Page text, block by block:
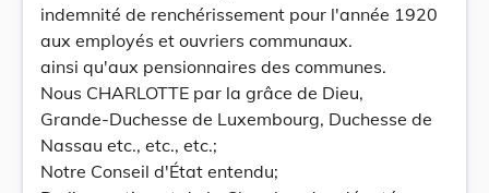
indemnité de renchérissement pour l'année 1920
aux employés et ouvriers communaux.
ainsi qu'aux pensionnaires des communes.
Nous CHARLOTTE par la grâce de Dieu,
Grande-Duchesse de Luxembourg, Duchesse de
Nassau etc., etc., etc.;
Notre Conseil d'État entendu;